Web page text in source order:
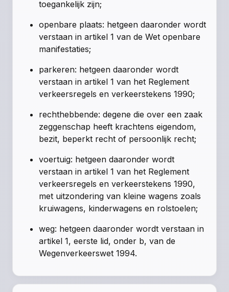
toegankelijk zijn;
openbare plaats: hetgeen daaronder wordt
verstaan in artikel 1 van de Wet openbare
manifestaties;
parkeren: hetgeen daaronder wordt
verstaan in artikel 1 van het Reglement
verkeersregels en verkeerstekens 1990;
rechthebbende: degene die over een zaak
zeggenschap heeft krachtens eigendom,
bezit, beperkt recht of persoonlijk recht;
voertuig: hetgeen daaronder wordt
verstaan in artikel 1 van het Reglement
verkeersregels en verkeerstekens 1990,
met uitzondering van kleine wagens zoals
kruiwagens, kinderwagens en rolstoelen;
weg: hetgeen daaronder wordt verstaan in
artikel 1, eerste lid, onder b, van de
Wegenverkeerswet 1994.